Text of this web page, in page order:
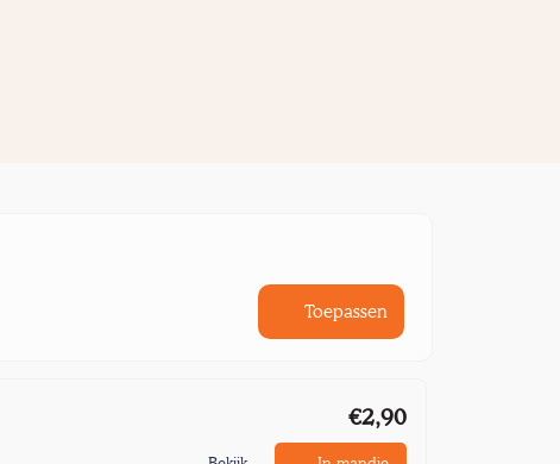
Toepassen
€2,90